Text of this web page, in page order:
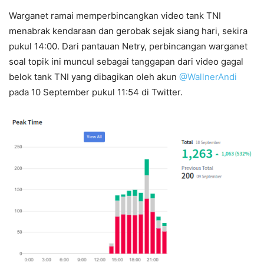
Warganet ramai memperbincangkan video tank TNI
menabrak kendaraan dan gerobak sejak siang hari, sekira
pukul 14:00. Dari pantauan Netry, perbincangan warganet
soal topik ini muncul sebagai tanggapan dari video gagal
belok tank TNI yang dibagikan oleh akun @WallnerAndi
pada 10 September pukul 11:54 di Twitter.